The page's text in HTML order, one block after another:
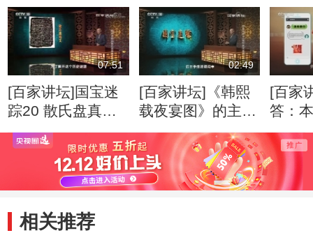
07:51
[百家讲坛]国宝迷
踪20 散氏盘真伪
之谜 故宫惊现西
周散氏盘
02:49
[百家讲坛]《韩熙
载夜宴图》的主角
为何因此画遭李煜
驱逐？
[百家
答：
的韩
放荡
相关推荐